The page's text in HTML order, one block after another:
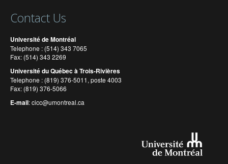
Contact Us
Université de Montréal
Telephone : (514) 343 7065
Fax: (514) 343 2269
Université du Québec à Trois-Rivières
Telephone : (819) 376-5011, poste 4003
Fax: (819) 376-5066
E-mail:cicc@umontreal.ca